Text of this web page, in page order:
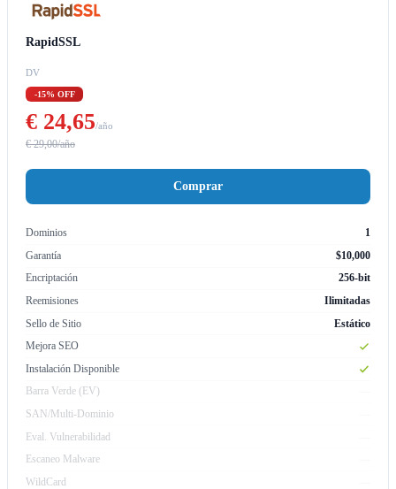
RapidSSL
DV
-15% OFF
€ 24,65/año
€ 29,00/año
Comprar
Dominios
1
Garantía
$10,000
Encriptación
256-bit
Reemisiones
Ilimitadas
Sello de Sitio
Estático
Mejora SEO
Instalación Disponible
Barra Verde (EV)
SAN/Multi-Dominio
Eval. Vulnerabilidad
Escaneo Malware
WildCard